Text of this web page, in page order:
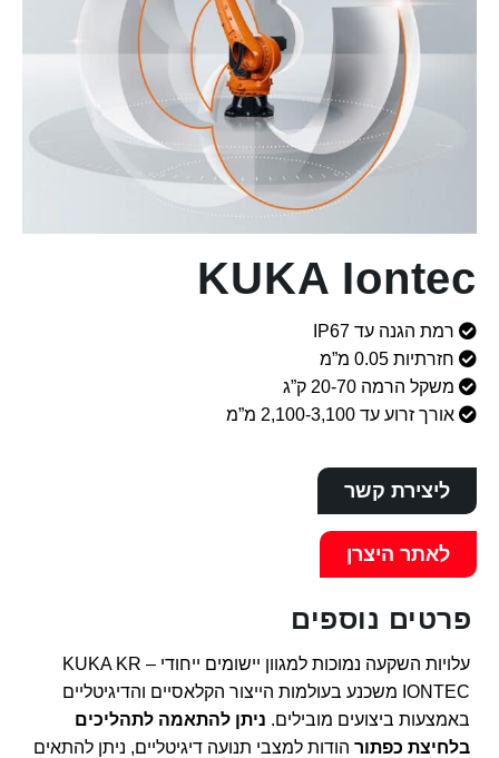
KUKA Iontec
רמת הגנה עד IP67
חזרתיות 0.05 מ”מ
משקל הרמה 20-70 ק”ג
אורך זרוע עד 2,100-3,100 מ”מ
ליצירת קשר
לאתר היצרן
פרטים נוספים
עלויות השקעה נמוכות למגוון יישומים ייחודי – KUKA KR
IONTEC משכנע בעולמות הייצור הקלאסיים והדיגיטליים
באמצעות ביצועים מובילים. ניתן להתאמה לתהליכים
בלחיצת כפתור הודות למצבי תנועה דיגיטליים, ניתן להתאים